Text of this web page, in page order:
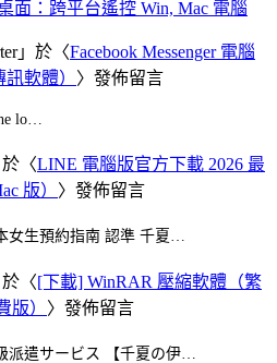
面：跨平台遙控 Win, Mac 電腦
」於〈Facebook Messenger 電腦
軟體） 〉發佈留言
lo…
於〈LINE 電腦版官方下載 2026 最
版） 〉發佈留言
女生預約指南 認準 千夏…
於〈[下載] WinRAR 壓縮軟體（繁
版） 〉發佈留言
派遣サービス 【千夏の伊…